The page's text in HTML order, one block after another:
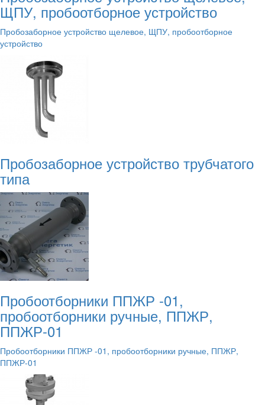
ЩПУ, пробоотборное устройство
Пробозаборное устройство щелевое, ЩПУ, пробоотборное
устройство
Пробозаборное устройство трубчатого
типа
Пробоотборники ППЖР -01,
пробоотборники ручные, ППЖР,
ППЖР-01
Пробоотборники ППЖР -01, пробоотборники ручные, ППЖР,
ППЖР-01